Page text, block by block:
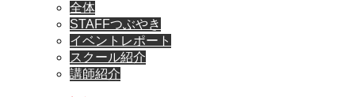
全体
STAFFつぶやき
イベントレポート
スクール紹介
講師紹介